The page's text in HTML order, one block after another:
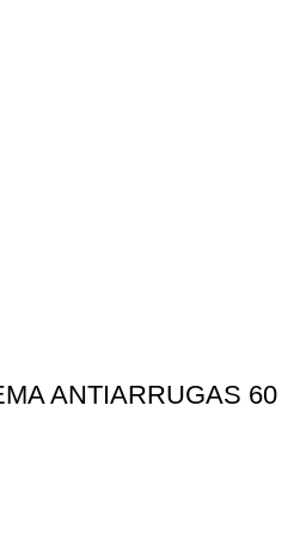
ANTIARRUGAS 60